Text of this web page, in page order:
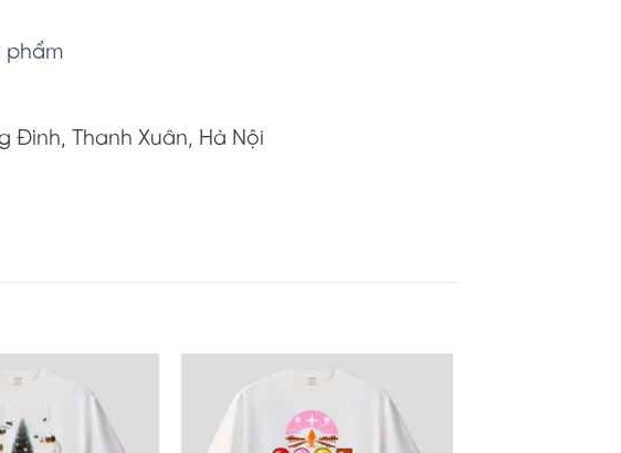
phẩm
Đình, Thanh Xuân, Hà Nội